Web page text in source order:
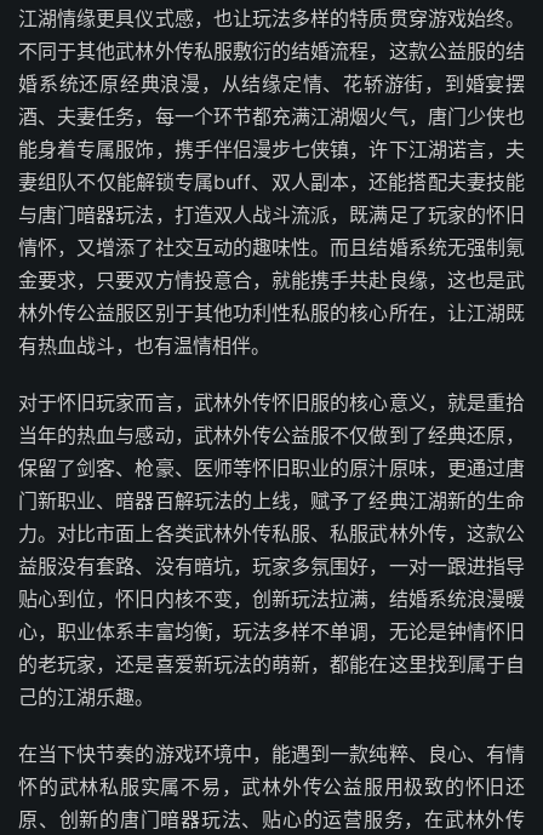
江湖情缘更具仪式感，也让玩法多样的特质贯穿游戏始终。
不同于其他武林外传私服敷衍的结婚流程，这款公益服的结
婚系统还原经典浪漫，从结缘定情、花轿游街，到婚宴摆
酒、夫妻任务，每一个环节都充满江湖烟火气，唐门少侠也
能身着专属服饰，携手伴侣漫步七侠镇，许下江湖诺言，夫
妻组队不仅能解锁专属buff、双人副本，还能搭配夫妻技能
与唐门暗器玩法，打造双人战斗流派，既满足了玩家的怀旧
情怀，又增添了社交互动的趣味性。而且结婚系统无强制氪
金要求，只要双方情投意合，就能携手共赴良缘，这也是武
林外传公益服区别于其他功利性私服的核心所在，让江湖既
有热血战斗，也有温情相伴。
对于怀旧玩家而言，武林外传怀旧服的核心意义，就是重拾
当年的热血与感动，武林外传公益服不仅做到了经典还原，
保留了剑客、枪豪、医师等怀旧职业的原汁原味，更通过唐
门新职业、暗器百解玩法的上线，赋予了经典江湖新的生命
力。对比市面上各类武林外传私服、私服武林外传，这款公
益服没有套路、没有暗坑，玩家多氛围好，一对一跟进指导
贴心到位，怀旧内核不变，创新玩法拉满，结婚系统浪漫暖
心，职业体系丰富均衡，玩法多样不单调，无论是钟情怀旧
的老玩家，还是喜爱新玩法的萌新，都能在这里找到属于自
己的江湖乐趣。
在当下快节奏的游戏环境中，能遇到一款纯粹、良心、有情
怀的武林私服实属不易，武林外传公益服用极致的怀旧还
原、创新的唐门暗器玩法、贴心的运营服务，在武林外传